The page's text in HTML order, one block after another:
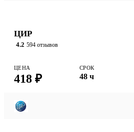
ЦИР
4.2 594 отзывов
ЦЕНА
418 ₽
СРОК
48 ч